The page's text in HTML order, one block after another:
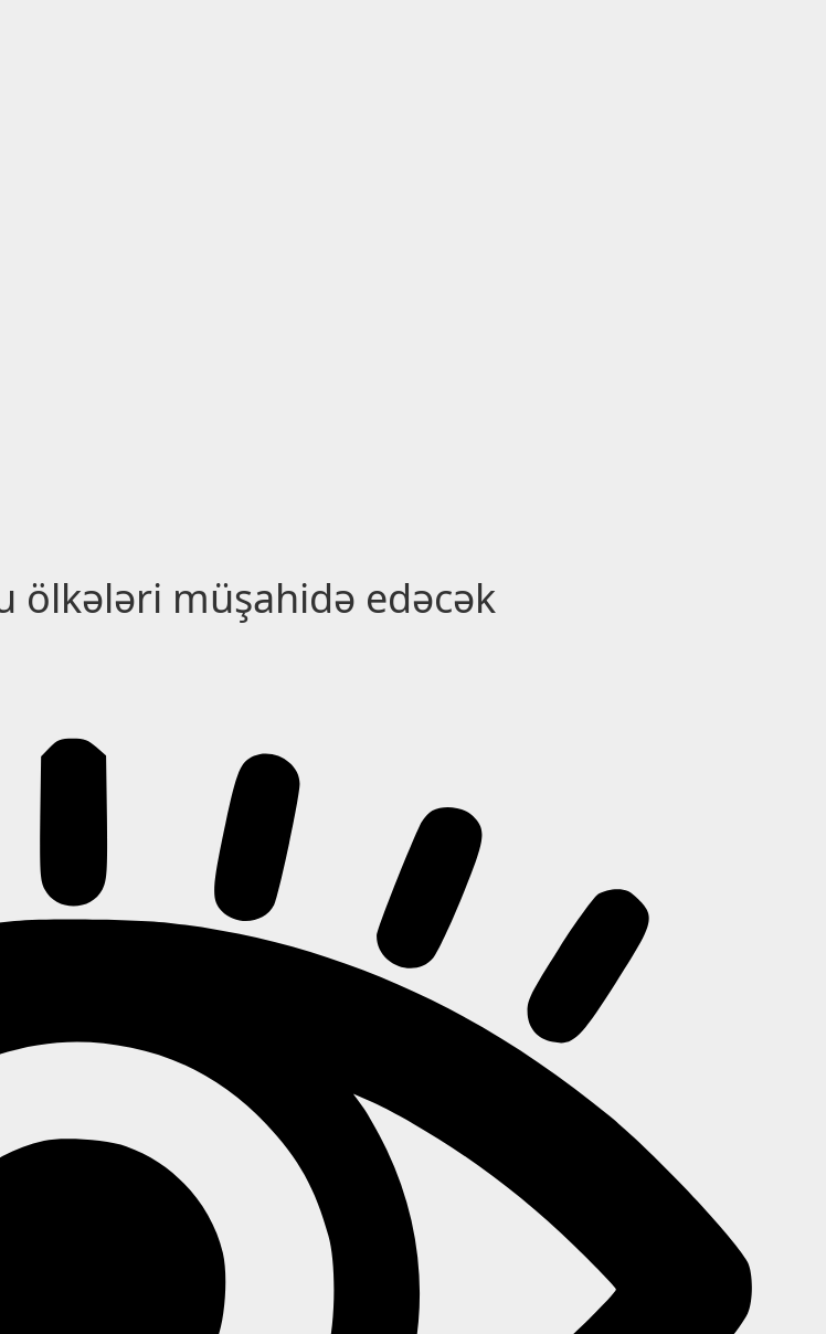
ölkələri müşahidə edəcək